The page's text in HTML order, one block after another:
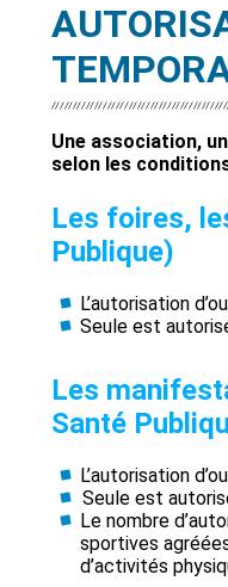
Une association,
selon les
Les foires,
Publique)
L’autorisation
Seule est
Les
Santé
L’autorisation
Seule est
Le nombre
sportives
d’activités